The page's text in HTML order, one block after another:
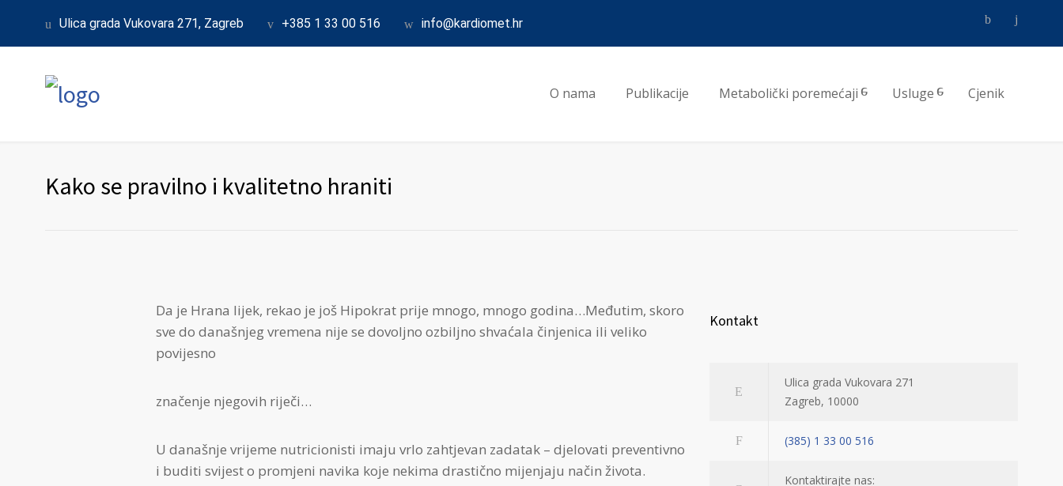
Ulica grada Vukovara 271, Zagreb +385 1 33 00 516 info@kardiomet.hr
O nama Publikacije Metabolički poremećaji Usluge Cjenik
Kako se pravilno i kvalitetno hraniti
Da je Hrana lijek, rekao je još Hipokrat prije mnogo, mnogo godina…Međutim, skoro
sve do današnjeg vremena nije se dovoljno ozbiljno shvaćala činjenica ili veliko
povijesno
značenje njegovih riječi…
U današnje vrijeme nutricionisti imaju vrlo zahtjevan zadatak – djelovati preventivno
i buditi svijest o promjeni navika koje nekima drastično mijenjaju način života.
Kontakt
Ulica grada Vukovara 271
Zagreb, 10000
(385) 1 33 00 516
Kontaktirajte nas: